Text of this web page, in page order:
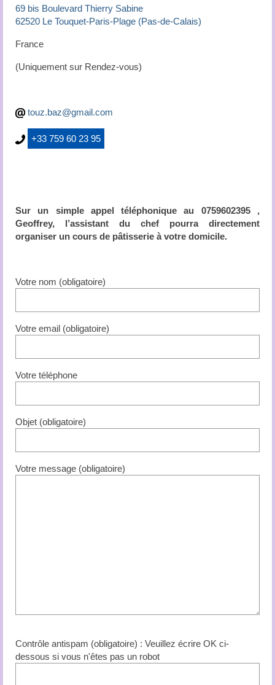
69 bis Boulevard Thierry Sabine
62520 Le Touquet-Paris-Plage (Pas-de-Calais)
France
(Uniquement sur Rendez-vous)
touz.baz@gmail.com
+33 759 60 23 95
Sur un simple appel téléphonique au 0759602395 ,
Geoffrey, l’assistant du chef pourra directement
organiser un cours de pâtisserie à votre domicile.
Votre nom (obligatoire)
Votre email (obligatoire)
Votre téléphone
Objet (obligatoire)
Votre message (obligatoire)
Contrôle antispam (obligatoire) : Veuillez écrire OK ci-
dessous si vous n'êtes pas un robot